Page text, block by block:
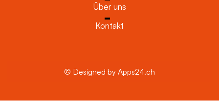
Über uns
Kontakt
© Designed by Apps24.ch